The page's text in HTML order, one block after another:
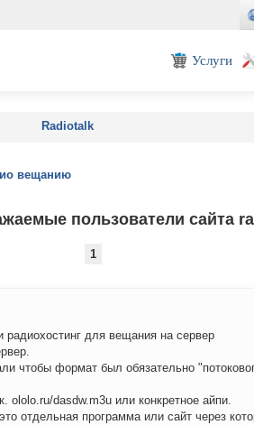
Услуги
Radiotalk
вещанию
пользователи сайта
1
для вещания на сервер
чтобы формат был обязательно
ololo.ru/dasdw.m3u или конкретное айпи.
отдельная программа или сайт через